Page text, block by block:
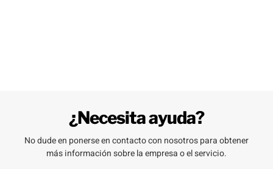
¿Necesita ayuda?
No dude en ponerse en contacto con nosotros para obtener
más información sobre la empresa o el servicio.